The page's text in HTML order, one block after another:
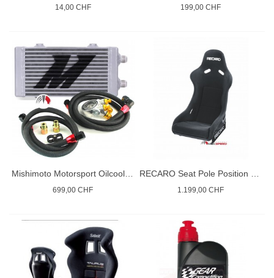
14,00 CHF 199,00 CHF
Mishimoto Motorsport Oilcooler R
699,00 CHF
RECARO Seat Pole Position (ABE) FIA
1.199,00 CHF